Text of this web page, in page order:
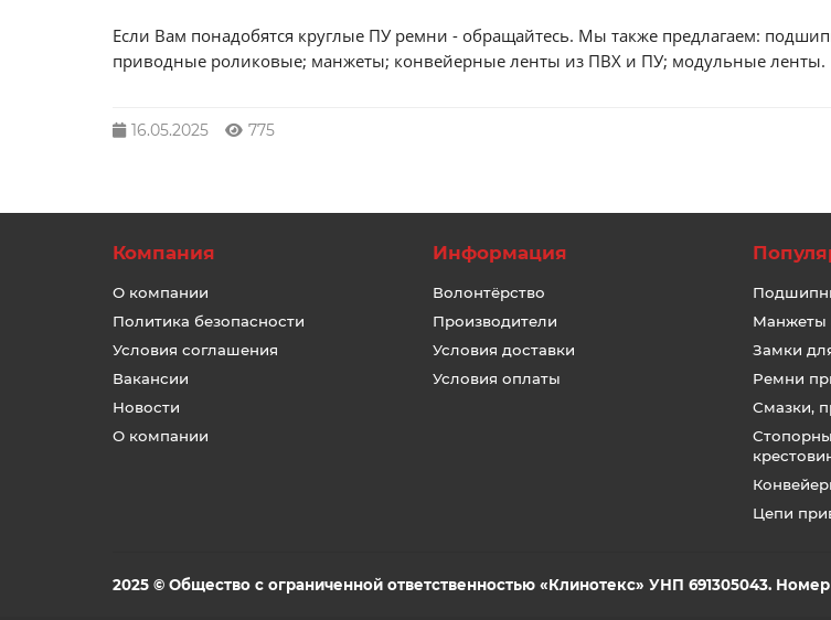
Если Вам понадобятся круглые ПУ ремни - обращайтесь. Мы также предлагаем:
приводные роликовые; манжеты; конвейерные ленты из ПВХ и ПУ; модульные ленты.
16.05.2025 775
Компания
О компании
Политика безопасности
Условия соглашения
Вакансии
Новости
О компании
Информация
Волонтёрство
Производители
Условия доставки
Условия оплаты
Манжеты
Замки
Ремни
Смазки,
Цепи
2025 © Общество с ограниченной ответственностью «Клинотекс» УНП 691305043.